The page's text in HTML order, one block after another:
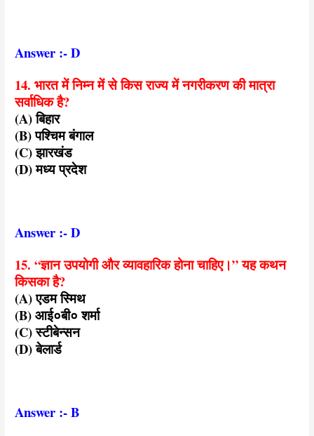
Answer :- D
14. भारत में निम्न में से किस राज्य में नगरीकरण की मात्रा
सर्वाधिक है?
(A) बिहार
(B) पश्चिम बंगाल
(C) झारखंड
(D) मध्य प्रदेश
Answer :- D
15. “ज्ञान उपयोगी और व्यावहारिक होना चाहिए।” यह कथन
किसका है?
(A) एडम स्मिथ
(B) आई०बी० शर्मा
(C) स्टीबेन्सन
(D) बेलार्ड
Answer :- B